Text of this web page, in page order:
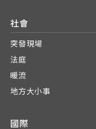
社會
突發現場
法庭
暖流
地方大小事
國際